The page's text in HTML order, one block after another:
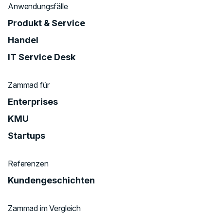
Anwendungsfälle
Produkt & Service
Handel
IT Service Desk
Zammad für
Enterprises
KMU
Startups
Referenzen
Kundengeschichten
Zammad im Vergleich